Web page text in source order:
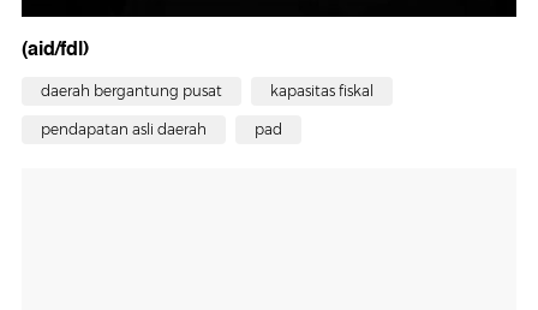
(aid/fdl)
daerah bergantung pusat kapasitas fiskal
pendapatan asli daerah pad